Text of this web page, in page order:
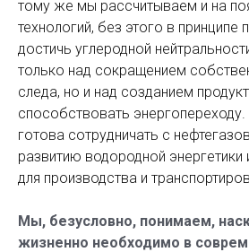
тому же мы рассчитываем и на
технологий, без этого в
достичь углеродной
только над сокращением
следа, но и над созданием
способствовать
готова сотрудничать с
развитию водородной энергетики
для производства и
Мы, безусловно, понимаем,
жизненно необходимо в